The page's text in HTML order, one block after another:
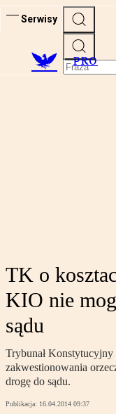
Serwisy
PRO
TK o
KIO nie
sądu
Trybunał
zakwestionowania
drogę do sądu.
Publikacja: 16.04.2014 09:37